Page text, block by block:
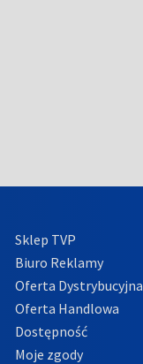
Sklep TVP
Biuro Reklamy
Oferta Dystrybucyjna
Oferta Handlowa
Dostępność
Moje zgody